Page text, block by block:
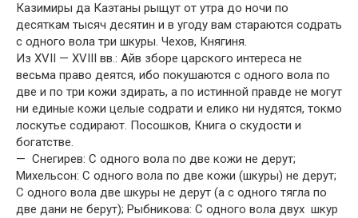
Казимиры да Каэтаны рыщут от утра до ночи по
десяткам тысяч десятин и в угоду вам стараются содрать
с одного вола три шкуры. Чехов, Княгиня.
Из XVII — XVIII вв.: Айв зборе царского интереса не
весьма право деятся, ибо покушаются с одного вола по
две и по три кожи здирать, а по истинной правде не могут
ни единые кожи целые содрати и елико ни нудятся, токмо
лоскутье содирают. Посошков, Книга о скудости и
богатстве.
— Снегирев: С одного вола по две кожи не дерут;
Михельсон: С одного вола по две кожи (шкуры) не дерут;
С одного вола две шкуры не дерут (а с одного тягла по
две дани не берут); Рыбникова: С одного вола двух шкур